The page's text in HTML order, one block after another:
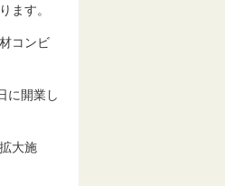
ます。
コンビ
に開業し
大施